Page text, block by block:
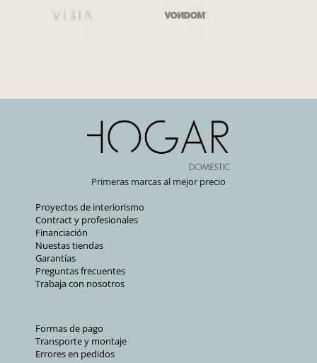
Primeras marcas al mejor precio
Proyectos de interiorismo
Contract y profesionales
Financiación
Nuestas tiendas
Garantías
Preguntas frecuentes
Trabaja con nosotros
Formas de pago
Transporte y montaje
Errores en pedidos